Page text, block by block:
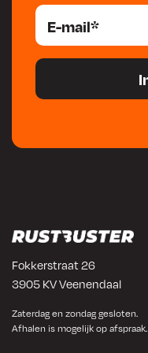
Fokkerstraat 26
3905 KV Veenendaal
Zaterdag en zondag gesloten.
Afhalen is mogelijk op afspraak.